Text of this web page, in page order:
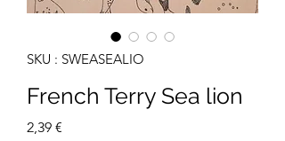
SKU : SWEASEALIO
French Terry Sea lion
2,39 €